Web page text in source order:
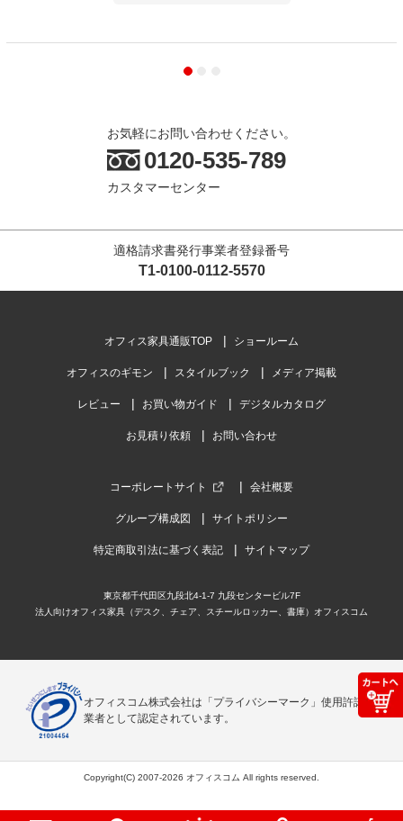
お気軽にお問い合わせください。
0120-535-789
カスタマーセンター
適格請求書発行事業者登録番号
T1-0100-0112-5570
オフィス家具通販TOP ショールーム
オフィスのギモン スタイルブック メディア掲載
レビュー お買い物ガイド デジタルカタログ
お見積り依頼 お問い合わせ
コーポレートサイト 会社概要
グループ構成図 サイトポリシー
特定商取引法に基づく表記 サイトマップ
東京都千代田区九段北4-1-7 九段センタービル7F
法人向けオフィス家具（デスク、チェア、スチールロッカー、書庫）オフィスコム
オフィスコム株式会社は「プライバシーマーク」使用許諾事
業者として認定されています。
Copyright(C) 2007-2026 オフィスコム All rights reserved.